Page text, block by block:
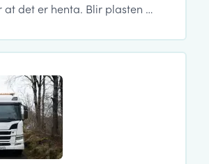
det er henta. Blir plasten …